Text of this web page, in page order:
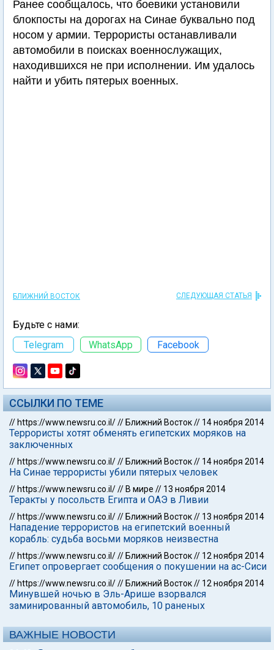
Ранее сообщалось, что боевики установили
блокпосты на дорогах на Синае буквально под
носом у армии. Террористы останавливали
автомобили в поисках военнослужащих,
находившихся не при исполнении. Им удалось
найти и убить пятерых военных.
БЛИЖНИЙ ВОСТОК СЛЕДУЮЩАЯ СТАТЬЯ
Будьте с нами:
Telegram
WhatsApp Facebook
ССЫЛКИ ПО ТЕМЕ
// https://www.newsru.co.il/// Ближний Восток// 14 ноября 2014
Террористы хотят обменять египетских моряков на
заключенных
// https://www.newsru.co.il/// Ближний Восток// 14 ноября 2014
На Синае террористы убили пятерых человек
// https://www.newsru.co.il/// В мире // 13 ноября 2014
Теракты у посольств Египта и ОАЭ в Ливии
// https://www.newsru.co.il/// Ближний Восток// 13 ноября 2014
Нападение террористов на египетский военный
корабль: судьба восьми моряков неизвестна
// https://www.newsru.co.il/// Ближний Восток// 12 ноября 2014
Египет опровергает сообщения о покушении на ас-Сиси
// https://www.newsru.co.il/// Ближний Восток// 12 ноября 2014
Минувшей ночью в Эль-Арише взорвался
заминированный автомобиль, 10 раненых
ВАЖНЫЕ НОВОСТИ